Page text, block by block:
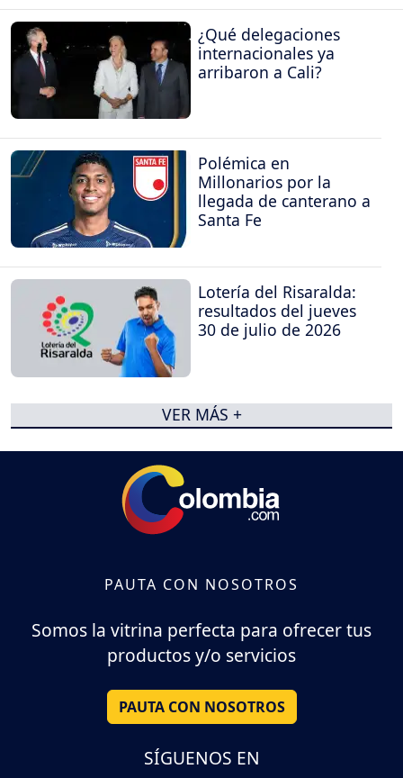
¿Qué delegaciones
internacionales ya
arribaron a Cali?
Polémica en
Millonarios por la
llegada de canterano a
Santa Fe
Lotería del Risaralda:
resultados del jueves
30 de julio de 2026
VER MÁS +
PAUTA CON NOSOTROS
Somos la vitrina perfecta para ofrecer tus
productos y/o servicios
PAUTA CON NOSOTROS
SÍGUENOS EN